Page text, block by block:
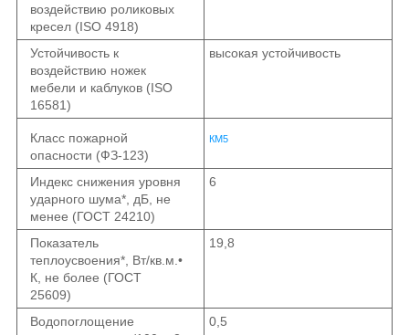
воздействию роликовых
кресел (ISO 4918)
Устойчивость к
воздействию ножек
мебели и каблуков (ISO
16581)
высокая устойчивость
Класс пожарной
опасности (ФЗ-123)
КМ5
Индекс снижения уровня
ударного шума*, дБ, не
менее (ГОСТ 24210)
6
Показатель
теплоусвоения*, Вт/кв.м.•
К, не более (ГОСТ
25609)
19,8
Водопоглощение
0,5